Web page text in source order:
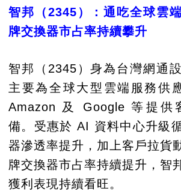
智邦（2345）：通吃全球雲
牌交換器市占率持續攀升
智邦（2345）身為台灣網通
主要為全球大型雲端服務供
Amazon 及 Google 等提供
備。受惠於 AI 資料中心升級
器滲透率提升，加上客戶拉貨
牌交換器市占率持續提升，智
獲利表現持續看旺。